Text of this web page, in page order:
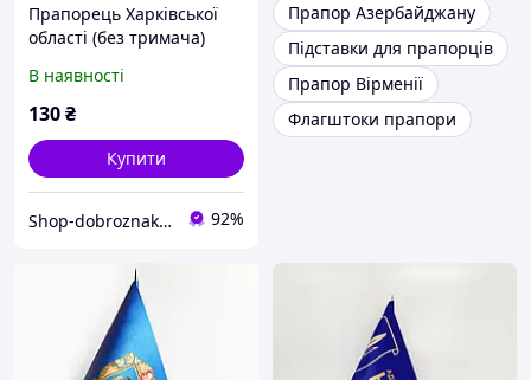
Прапорець Харківської
області (без тримача)
В наявності
130₴
Купити
Shop-dobroznak - Інтернет-магазин значків 92%
Прапор Азербайджану
Підставки для прапорців
Прапор Вірменії
Флагштоки прапори